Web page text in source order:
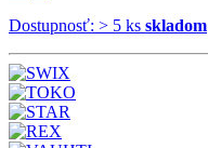
Dostupnosť: > 5 ks skladom